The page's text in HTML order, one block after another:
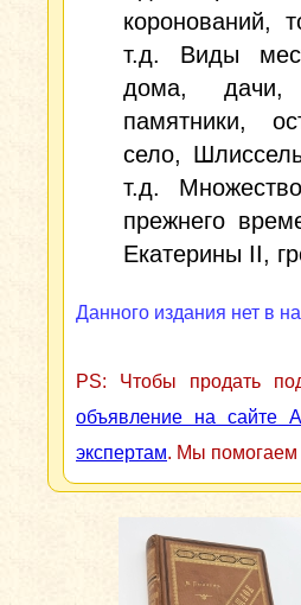
коронований,
т.д. Виды
дома, дачи,
памятники,
село,
т.д.
прежнего
Екатерины II,
Данного издания нет в
PS: Чтобы продать
объявление на сайте
экспертам. Мы помогаем